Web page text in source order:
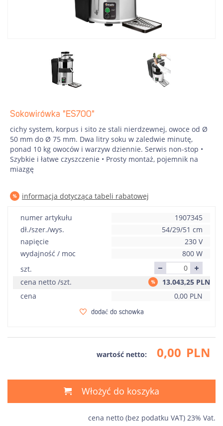
Sokowirówka "ES700"
cichy system, korpus i sito ze stali nierdzewnej, owoce od Ø
50 mm do Ø 75 mm. Dwa litry soku w zaledwie minutę,
ponad 10 kg owoców i warzyw dziennie. Serwis non-stop •
Szybkie i łatwe czyszczenie • Prosty montaż, pojemnik na
miazgę
informacja dotycząca tabeli rabatowej
numer artykułu
1907345
dł./szer./wys.
54/29/51 cm
napięcie
230 V
wydajność / moc
800 W
szt.
cena netto /szt.
13.043,25 PLN
cena
0,00 PLN
dodać do schowka
wartość netto: 0,00 PLN
Włożyć do koszyka
cena netto (bez podatku VAT) 23% Vat.